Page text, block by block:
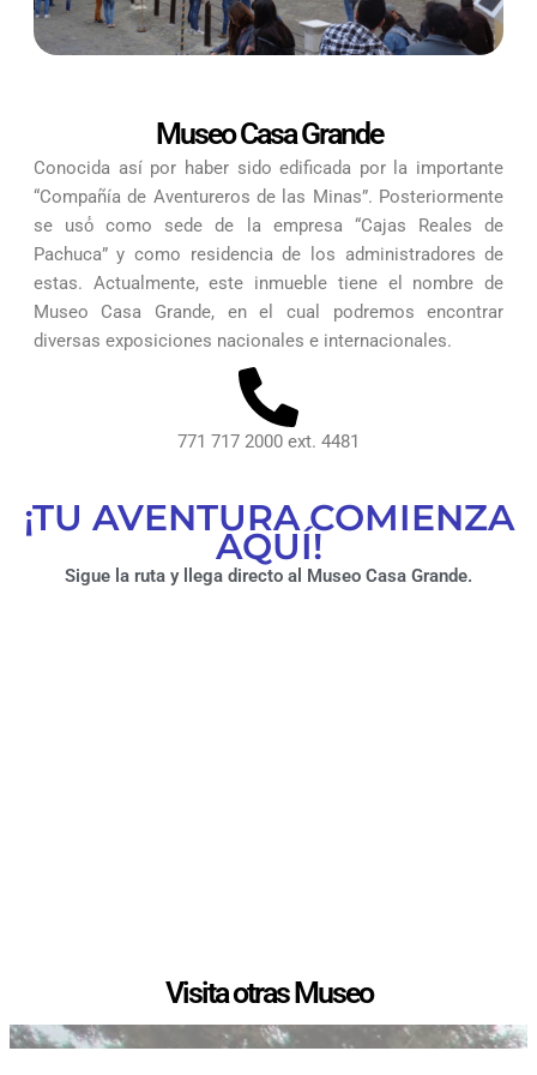
Museo Casa Grande
Conocida así por haber sido edificada por la importante
“Compañía de Aventureros de las Minas”. Posteriormente
se usó́ como sede de la empresa “Cajas Reales de
Pachuca” y como residencia de los administradores de
estas. Actualmente, este inmueble tiene el nombre de
Museo Casa Grande, en el cual podremos encontrar
diversas exposiciones nacionales e internacionales.
771 717 2000 ext. 4481
¡TU AVENTURA COMIENZA
AQUÍ!
Sigue la ruta y llega directo al Museo Casa Grande.
Visita otras Museo